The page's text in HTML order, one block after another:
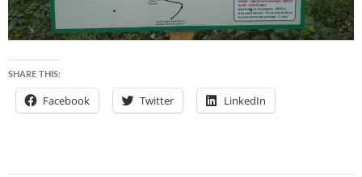
SHARE THIS:
Facebook Twitter LinkedIn